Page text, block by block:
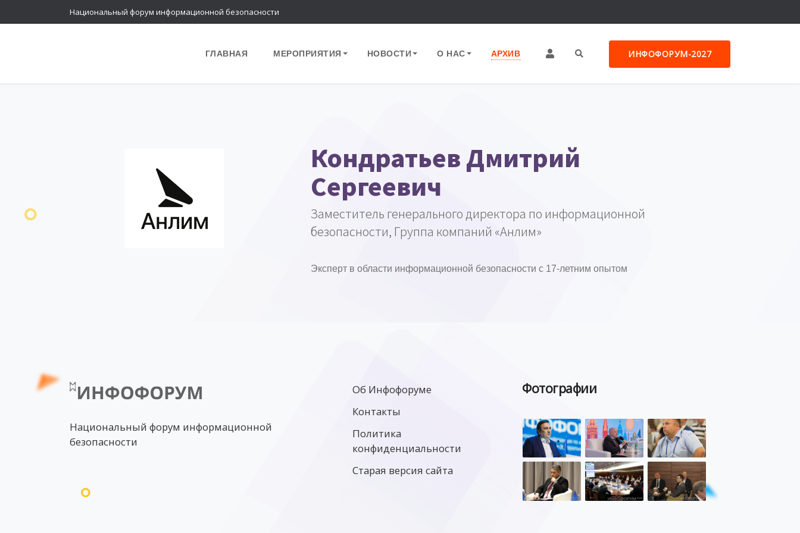
Национальный форум информационной безопасности
ГЛАВНАЯ МЕРОПРИЯТИЯ НОВОСТИ О НАС АРХИВ ИНФОФОРУМ-2027
Кондратьев Дмитрий
Сергеевич
Заместитель генерального директора по информационной
безопасности, Группа компаний «Анлим»
Эксперт в области информационной безопасности с 17-летним опытом
Национальный форум информационной
безопасности
Об Инфофоруме
Контакты
Политика
конфиденциальности
Старая версия сайта
Фотографии